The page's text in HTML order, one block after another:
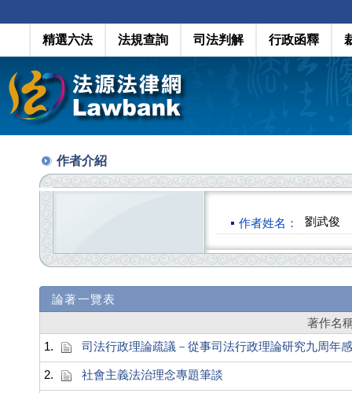
精選六法 法規查詢 司法判解 行政函釋
作者介紹
作者姓名： 劉武俊
論著一覽表
著作名
1.
司法行政理論疏議－從事司法行政理論研究九周年
2. 社會主義法治理念專題筆談